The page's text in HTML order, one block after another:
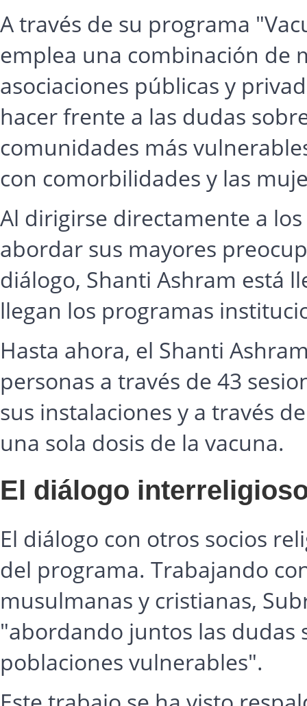
A través de su programa
emplea una combinación de
asociaciones públicas y
hacer frente a las dudas
comunidades más
con comorbilidades y las
Al dirigirse directamente a
abordar sus mayores
diálogo, Shanti Ashram está
llegan los programas
Hasta ahora, el Shanti
personas a través de 43
sus instalaciones y a través
una sola dosis de la vacuna.
El diálogo
El diálogo con otros socios
del programa. Trabajando
musulmanas y cristianas,
"abordando juntos las dudas
poblaciones vulnerables".